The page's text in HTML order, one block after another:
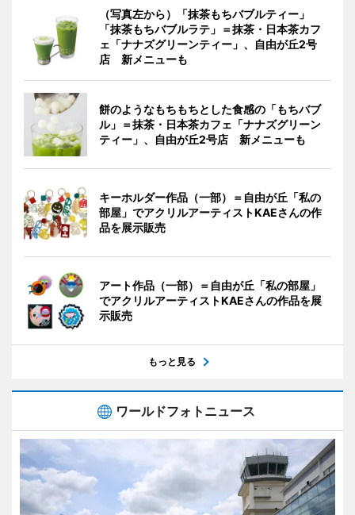
（写真左から）「抹茶もちバブルティー」
「抹茶もちバブルラテ」＝抹茶・日本茶カフ
ェ「ナナズグリーンティー」、自由が丘2号
店 新メニューも
餅のようなもちもちとした食感の「もちバブ
ル」＝抹茶・日本茶カフェ「ナナズグリーン
ティー」、自由が丘2号店 新メニューも
キーホルダー作品（一部）＝自由が丘「私の
部屋」でアクリルアーティストKAEさんの作
品を展示販売
アート作品（一部）＝自由が丘「私の部屋」
でアクリルアーティストKAEさんの作品を展
示販売
もっと見る
ワールドフォトニュース